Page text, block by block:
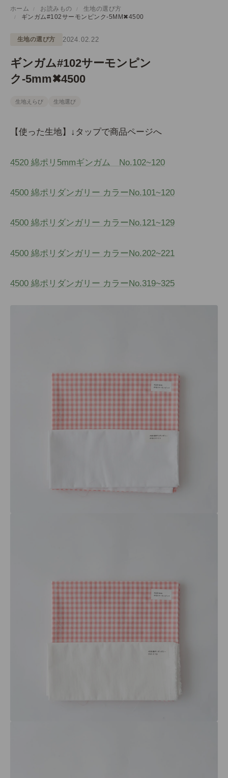
ホーム お読みもの
生地の選び方
ギンガム#102サーモンピンク-5MM✖︎4500
生地の選び方 2024.02.22
ギンガム#102サーモンピン
ク-5mm✖︎4500
生地えらび 生地選び
【使った生地】↓タップで商品ページへ
4520 綿ポリ5mmギンガム No.102~120
4500 綿ポリダンガリー カラーNo.101~120
4500 綿ポリダンガリー カラーNo.121~129
4500 綿ポリダンガリー カラーNo.202~221
4500 綿ポリダンガリー カラーNo.319~325